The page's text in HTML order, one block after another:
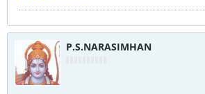
P.S.NARASIMHAN